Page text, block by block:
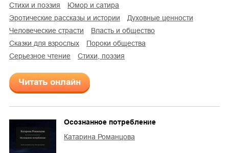
стихи и поэзия
юмор и сатира
эротические рассказы и истории
духовные ценности
человеческие страсти
власть и общество
сказки для взрослых
пороки общества
серьезное чтение
cтихи, поэзия
Читать онлайн
Осознанное потребление
Катарина Романцова